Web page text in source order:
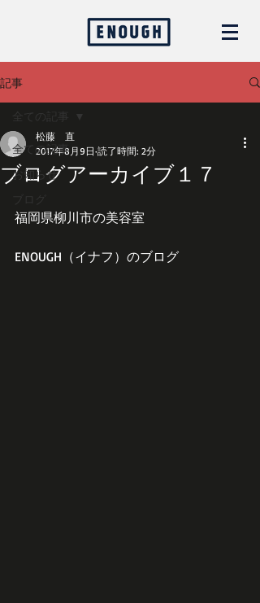
記事
全ての記事
お知らせ
ブログ
全ての記事
ブログアーカイブ１７
松藤 直
2017年8月9日 読了時間: 2分
福岡県柳川市の美容室
ENOUGH（イナフ）のブログ